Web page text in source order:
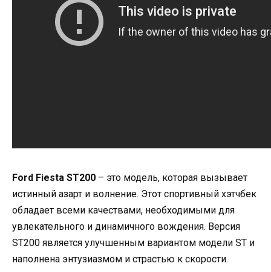
Ford Fiesta ST200 – это модель, которая вызывает
истинный азарт и волнение. Этот спортивный хэтчбек
обладает всеми качествами, необходимыми для
увлекательного и динамичного вождения. Версия
ST200 является улучшенным вариантом модели ST и
наполнена энтузиазмом и страстью к скорости.